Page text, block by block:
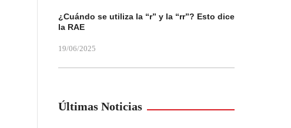
¿Cuándo se utiliza la “r” y la “rr”? Esto dice
la RAE
19/06/2025
Últimas Noticias